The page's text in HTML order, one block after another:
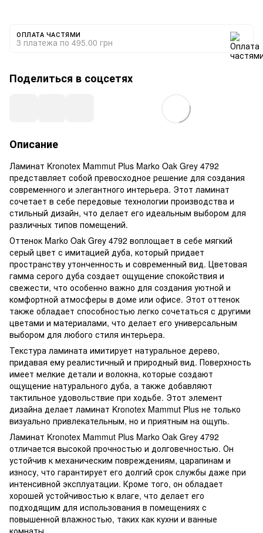
ОПЛАТА ЧАСТЯМИ
3 платежа по 495.00 грн
Поделиться в соцсетях
Описание
Ламинат Kronotex Mammut Plus Marko Oak Grey 4792
представляет собой превосходное решение для создания
современного и элегантного интерьера. Этот ламинат
сочетает в себе передовые технологии производства и
стильный дизайн, что делает его идеальным выбором для
различных типов помещений.
Оттенок Marko Oak Grey 4792 воплощает в себе мягкий
серый цвет с имитацией дуба, который придает
пространству утонченность и современный вид. Цветовая
гамма серого дуба создает ощущение спокойствия и
свежести, что особенно важно для создания уютной и
комфортной атмосферы в доме или офисе. Этот оттенок
также обладает способностью легко сочетаться с другими
цветами и материалами, что делает его универсальным
выбором для любого стиля интерьера.
Текстура ламината имитирует натуральное дерево,
придавая ему реалистичный и природный вид. Поверхность
имеет мелкие детали и волокна, которые создают
ощущение натурального дуба, а также добавляют
тактильное удовольствие при ходьбе. Этот элемент
дизайна делает ламинат Kronotex Mammut Plus не только
визуально привлекательным, но и приятным на ощупь.
Ламинат Kronotex Mammut Plus Marko Oak Grey 4792
отличается высокой прочностью и долговечностью. Он
устойчив к механическим повреждениям, царапинам и
износу, что гарантирует его долгий срок службы даже при
интенсивной эксплуатации. Кроме того, он обладает
хорошей устойчивостью к влаге, что делает его
подходящим для использования в помещениях с
повышенной влажностью, таких как кухни и ванные
комнаты.